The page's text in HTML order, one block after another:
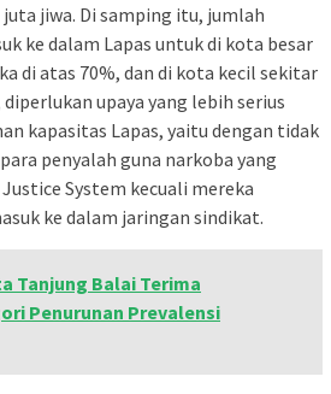
jiwa. Di samping itu, jumlah
ke dalam Lapas untuk di kota besar
di atas 70%, dan di kota kecil sekitar
upaya yang lebih serius
kapasitas Lapas, yaitu dengan tidak
penyalah guna narkoba yang
System kecuali mereka
ke dalam jaringan sindikat.
Tanjung Balai Terima
Penurunan Prevalensi